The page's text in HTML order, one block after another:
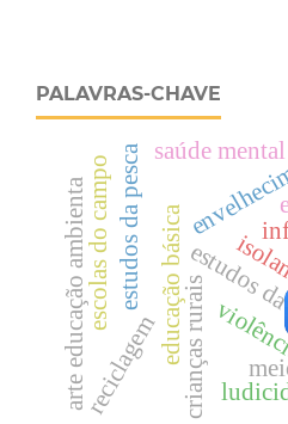
PALAVRAS-CHAVE
estudos
crianças rurais
educação básica
reciclagem
arte educação ambientaestudos da pesca saúde mental
escolas do campo